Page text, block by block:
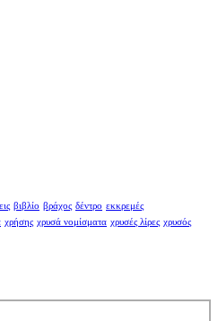
βιβλίο βράχος δέντρο εκκρεμές
χρήσης χρυσά νομίσματα χρυσές λίρες χρυσός